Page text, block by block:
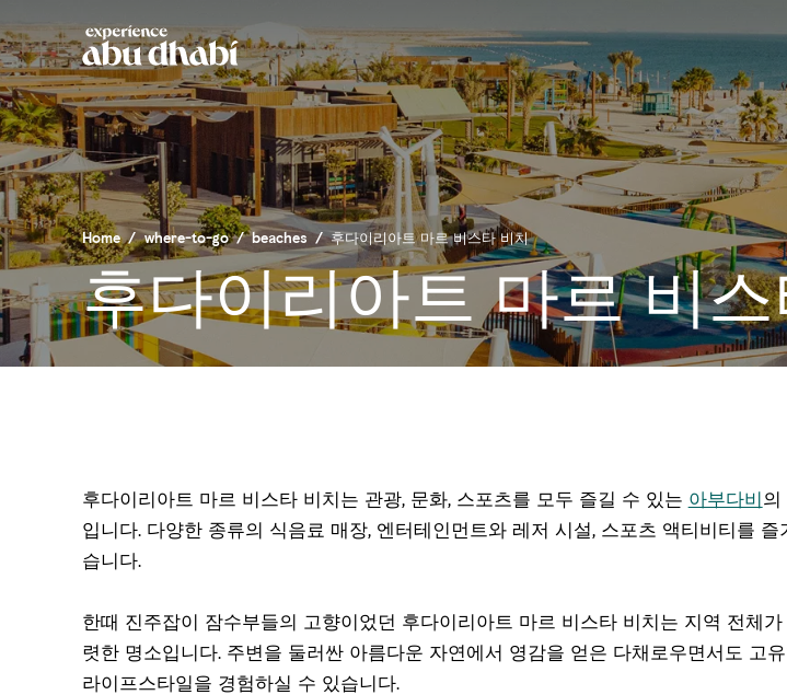
Home / where-to-go / beaches / 후다이리아트 마르 비스타 비치
후다이리아트 마르 비
후다이리아트 마르 비스타 비치는 관광, 문화, 스포츠를 모두 즐길 수 있는 아부다비의
입니다. 다양한 종류의 식음료 매장, 엔터테인먼트와 레저 시설, 스포츠 액티비티를 즐
습니다.
한때 진주잡이 잠수부들의 고향이었던 후다이리아트 마르 비스타 비치는 지역 전체
렷한 명소입니다. 주변을 둘러싼 아름다운 자연에서 영감을 얻은 다채로우면서도 고
라이프스타일을 경험하실 수 있습니다.